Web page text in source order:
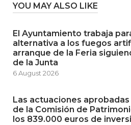
YOU MAY ALSO LIKE
El Ayuntamiento trabaja
alternativa a los fuegos
arranque de la Feria
de la Junta
6 August 2026
Las actuaciones
de la Comisión de
los 839.000 euros de